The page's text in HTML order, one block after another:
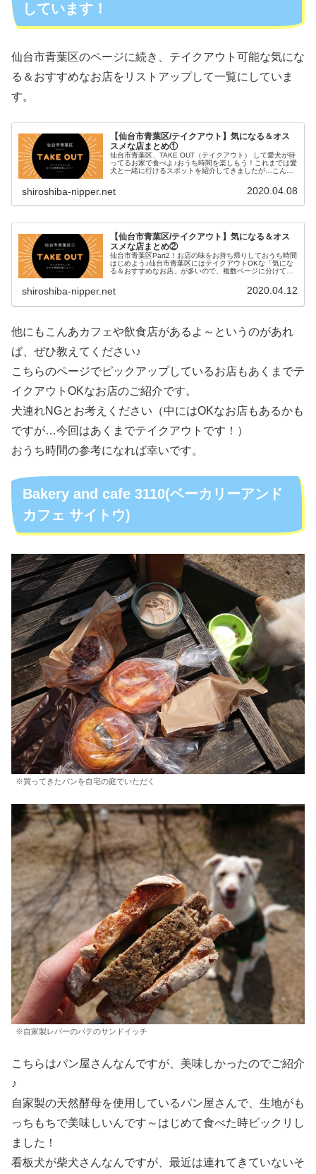
しています！
仙台市青葉区のページに続き、テイクアウト可能な気にな
る＆おすすめなお店をリストアップして一覧にしていま
す。
【仙台市青葉区/テイクアウト】気になる＆オス
スメな店まとめ①
仙台市青葉区、TAKE OUT（テイクアウト） して愛犬が待
ってるお家で食べよ♪おうち時間を楽しもう！これまでは愛
犬と一緒に行けるスポットを紹介してきましたが…こんな
shiroshiba-nipper.net 2020.04.08
【仙台市青葉区/テイクアウト】気になる＆オス
スメな店まとめ②
仙台市青葉区Part2！お店の味をお持ち帰りしておうち時間
はじめよう♪仙台市青葉区にはテイクアウトOKな「気にな
る＆おすすめなお店」が多いので、複数ページに分けてご
shiroshiba-nipper.net 2020.04.12
他にもこんあカフェや飲食店があるよ～というのがあれ
ば、ぜひ教えてください♪
こちらのページでピックアップしているお店もあくまでテ
イクアウトOKなお店のご紹介です。
犬連れNGとお考えください（中にはOKなお店もあるかも
ですが…今回はあくまでテイクアウトです！）
おうち時間の参考になれば幸いです。
Bakery and cafe 3110(ベーカリーアンド
カフェ サイトウ)
※買ってきたパンを自宅の庭でいただく
※自家製レバーのパテのサンドイッチ
こちらはパン屋さんなんですが、美味しかったのでご紹介
♪
自家製の天然酵母を使用しているパン屋さんで、生地がも
っちもちで美味しいんです～はじめて食べた時ビックリし
ました！
看板犬が柴犬さんなんですが、最近は連れてきていないそ